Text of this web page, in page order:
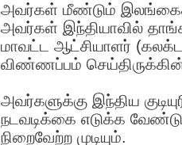
அவர்கள் மீண்டும்
அவர்கள் இந்தியாவில்
மாவட்ட ஆட்சியாளர்
விண்ணப்பம்
அவர்களுக்கு இந்திய
நடவடிக்கை எடுக்க
நிறைவேற்ற முடியும்.